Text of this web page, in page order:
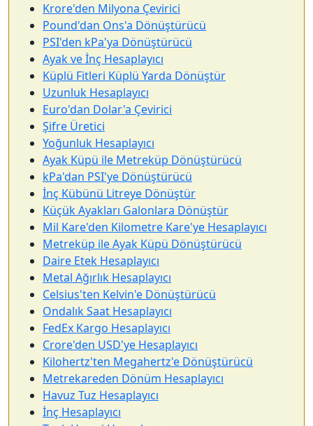
Krore'den Milyona Çevirici
Pound'dan Ons'a Dönüştürücü
PSI'den kPa'ya Dönüştürücü
Ayak ve İnç Hesaplayıcı
Küplü Fitleri Küplü Yarda Dönüştür
Uzunluk Hesaplayıcı
Euro'dan Dolar'a Çevirici
Şifre Üretici
Yoğunluk Hesaplayıcı
Ayak Küpü ile Metreküp Dönüştürücü
kPa'dan PSI'ye Dönüştürücü
İnç Kübünü Litreye Dönüştür
Küçük Ayakları Galonlara Dönüştür
Mil Kare'den Kilometre Kare'ye Hesaplayıcı
Metreküp ile Ayak Küpü Dönüştürücü
Daire Etek Hesaplayıcı
Metal Ağırlık Hesaplayıcı
Celsius'ten Kelvin'e Dönüştürücü
Ondalık Saat Hesaplayıcı
FedEx Kargo Hesaplayıcı
Crore'den USD'ye Hesaplayıcı
Kilohertz'ten Megahertz'e Dönüştürücü
Metrekareden Dönüm Hesaplayıcı
Havuz Tuz Hesaplayıcı
İnç Hesaplayıcı